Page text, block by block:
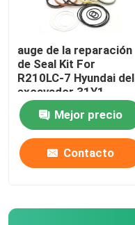
Hogar
Productos
auge de la reparación
de Seal Kit For
R210LC-7 Hyundai del
excavador 31Y1-
15880
Mejor precio
Contacto